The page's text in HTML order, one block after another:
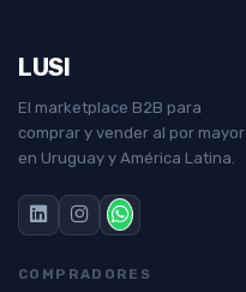
LUSI
El marketplace B2B para
comprar y vender al por mayor
en Uruguay y América Latina.
COMPRADORES